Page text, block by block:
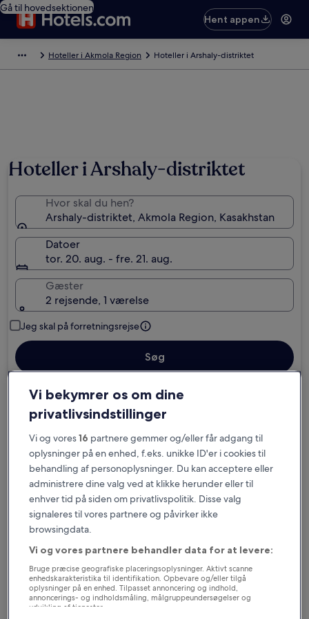
Gå til hovedsektionen
Hent appen
Hoteller i Akmola Region Hoteller i Arshaly-distriktet
Hoteller i Arshaly-distriktet
Hvor skal du hen?
Arshaly-distriktet, Akmola Region, Kasakhstan
Datoer
tor. 20. aug. - fre. 21. aug.
Gæster
2 rejsende, 1 værelse
Jeg skal på forretningsrejse
Søg
Muligheder for gratis afbestilling, hvis dine
Optjen fordele for hver overnatning
Spar flere penge med medlemspriser
Tjek priser for disse datoer
I aften
6. aug. - 7. aug.
I morgen
Vi bekymrer os om dine
privatlivsindstillinger
Vi og vores16 partnere gemmer og/eller får adgang til
oplysninger på en enhed, f.eks. unikke ID'er i cookies til
behandling af personoplysninger. Du kan acceptere eller
administrere dine valg ved at klikke herunder eller til
enhver tid på siden om privatlivspolitik. Disse valg
signaleres til vores partnere og påvirker ikke
browsingdata.
Vi og vores partnere behandler data for at levere:
Bruge præcise geografiske placeringsoplysninger. Aktivt scanne
enhedskarakteristika til identifikation. Opbevare og/eller tilgå
oplysninger på en enhed. Tilpasset annoncering og indhold,
annoncerings- og indholdsmåling, målgruppeundersøgelser og
udvikling af tjenester.